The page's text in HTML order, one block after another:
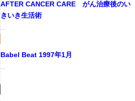
AFTER CANCER CARE がん治療後のい
きいき生活術
Babel Beat 1997年1月